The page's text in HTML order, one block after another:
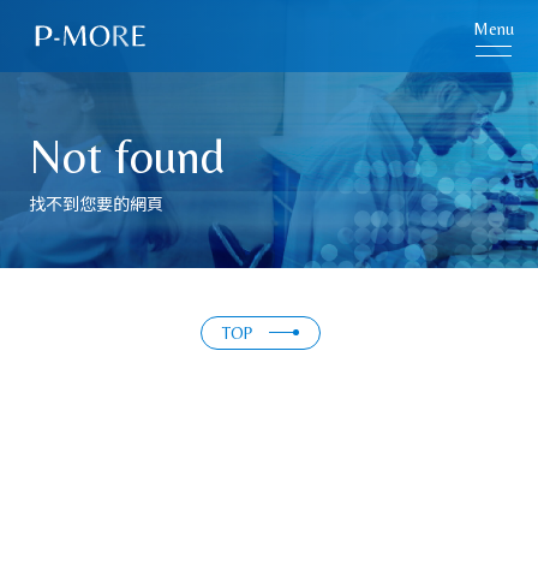
Menu
Not found
找不到您要的網頁
TOP